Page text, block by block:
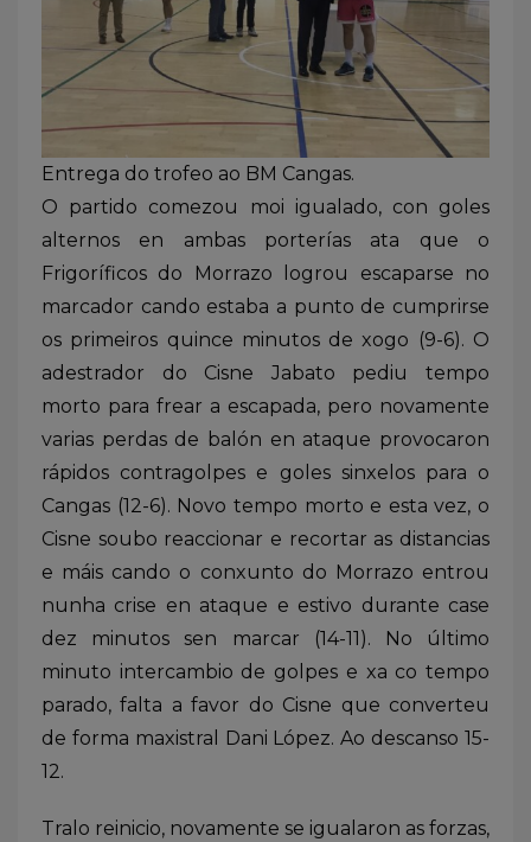
Entrega do trofeo ao BM Cangas.
O partido comezou moi igualado, con goles
alternos en ambas porterías ata que o
Frigoríficos do Morrazo logrou escaparse no
marcador cando estaba a punto de cumprirse
os primeiros quince minutos de xogo (9-6). O
adestrador do Cisne Jabato pediu tempo
morto para frear a escapada, pero novamente
varias perdas de balón en ataque provocaron
rápidos contragolpes e goles sinxelos para o
Cangas (12-6). Novo tempo morto e esta vez, o
Cisne soubo reaccionar e recortar as distancias
e máis cando o conxunto do Morrazo entrou
nunha crise en ataque e estivo durante case
dez minutos sen marcar (14-11). No último
minuto intercambio de golpes e xa co tempo
parado, falta a favor do Cisne que converteu
de forma maxistral Dani López. Ao descanso 15-
12.
Tralo reinicio, novamente se igualaron as forzas,